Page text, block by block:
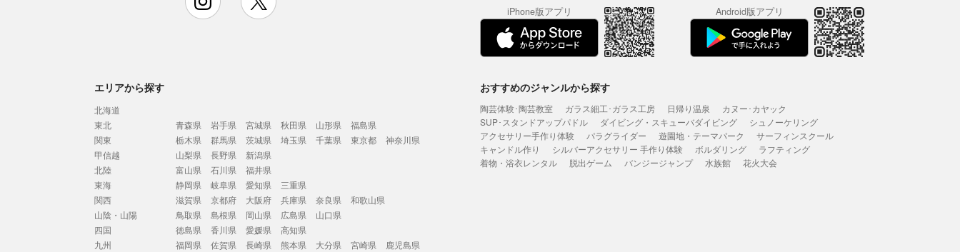
iPhone版アプリ Android版アプリ
エリアから探す
北海道
東北
青森県 岩手県 宮城県 秋田県 山形県
福島県
関東
栃木県 群馬県 茨城県 埼玉県 千葉県 東京都
神奈川県
甲信越
山梨県 長野県
新潟県
北陸
富山県 石川県
福井県
東海
静岡県 岐阜県 愛知県
三重県
関西
滋賀県 京都府 大阪府 兵庫県 奈良県
和歌山県
山陰・山陽
鳥取県 島根県 岡山県 広島県
山口県
四国
徳島県 香川県 愛媛県
高知県
九州
福岡県 佐賀県 長崎県 熊本県 大分県 宮崎県 鹿児島県
おすすめのジャンルから探す
陶芸体験･陶芸教室 ガラス細工･ガラス工房 日帰り温泉
カヌー･カヤック
SUP･スタンドアップパドル
ダイビング・スキューバダイビング
シュノーケリング
アクセサリー手作り体験
パラグライダー 遊園地・テーマパーク
サーフィンスクール
キャンドル作り
シルバーアクセサリー 手作り体験 ボルダリング
ラフティング
着物・浴衣レンタル
脱出ゲーム バンジージャンプ 水族館 花火大会